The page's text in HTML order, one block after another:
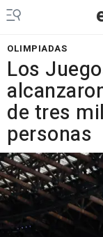
OLIMPIADAS
Los
de tres
personas